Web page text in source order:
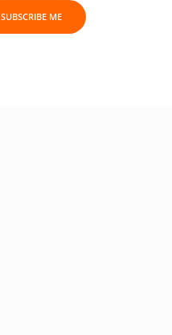
SUBSCRIBE ME